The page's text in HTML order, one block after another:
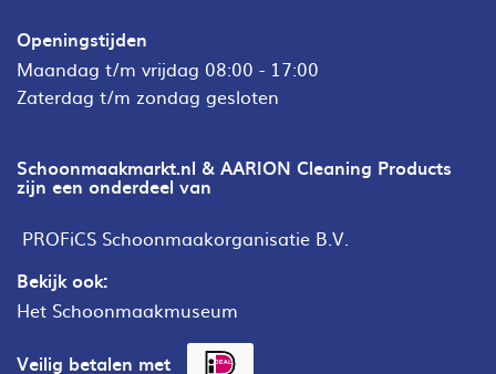
Openingstijden
Maandag t/m vrijdag 08:00 - 17:00
Zaterdag t/m zondag gesloten
Schoonmaakmarkt.nl & AARION Cleaning Products
zijn een onderdeel van
PROFiCS Schoonmaakorganisatie B.V.
Bekijk ook:
Het Schoonmaakmuseum
Veilig betalen met